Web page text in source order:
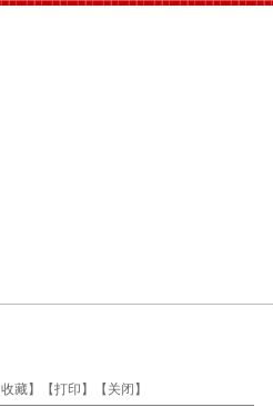
收藏】【打印 】【 关闭 】